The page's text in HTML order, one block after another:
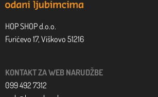
HOP SHOP d.o.o.
Furićevo 17, Viškovo 51216
KONTAKT ZA WEB NARUDŽBE
099 492 7312